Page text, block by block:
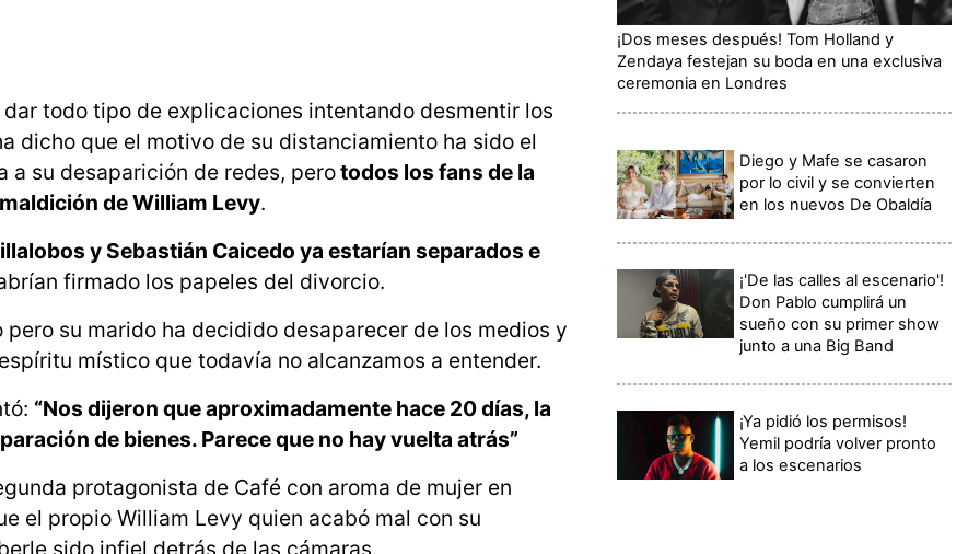
dar todo tipo de explicaciones intentando desmentir los
dicho que el motivo de su distanciamiento ha sido el
su desaparición de redes, perotodos los fans de la
de William Levy.
y Sebastián Caicedo ya estarían separados e
firmado los papeles del divorcio.
su marido ha decidido desaparecer de los medios y
místico que todavía no alcanzamos a entender.
“Nos dijeron que aproximadamente hace 20 días, la
de bienes. Parece que no hay vuelta atrás”
protagonista de Café con aroma de mujer en
el propio William Levy quien acabó mal con su
¡Dos meses después! Tom Holland y
Zendaya festejan su boda en una exclusiva
ceremonia en Londres
Diego y Mafe se casaron
por lo civil y se convierten
en los nuevos De Obaldía
¡'De las calles al escenario'!
Don Pablo cumplirá un
sueño con su primer show
junto a una Big Band
¡Ya pidió los permisos!
Yemil podría volver pronto
a los escenarios